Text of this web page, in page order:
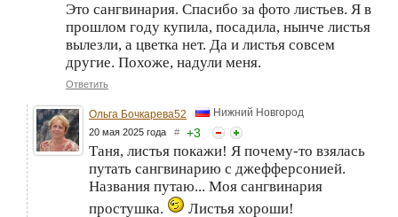
Это сангвинария. Спасибо за фото листьев. Я в
прошлом году купила, посадила, нынче листья
вылезли, а цветка нет. Да и листья совсем
другие. Похоже, надули меня.
Ответить
Ольга Бочкарева52 Нижний Новгород
20 мая 2025 года # +3
Таня, листья покажи! Я почему-то взялась
путать сангвинарию с джефферсонией.
Названия путаю... Моя сангвинария
простушка.
Листья хороши!